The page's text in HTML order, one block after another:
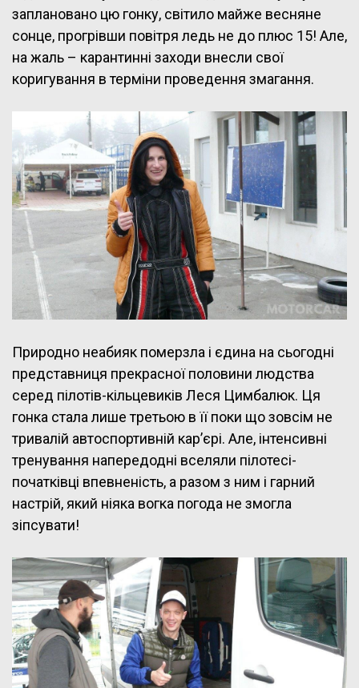
заплановано цю гонку, світило майже весняне
сонце, прогрівши повітря ледь не до плюс 15! Але,
на жаль – карантинні заходи внесли свої
коригування в терміни проведення змагання.
Природно неабияк померзла і єдина на сьогодні
представниця прекрасної половини людства
серед пілотів-кільцевиків Леся Цимбалюк. Ця
гонка стала лише третьою в її поки що зовсім не
тривалій автоспортивній кар’єрі. Але, інтенсивні
тренування напередодні вселяли пілотесі-
початківці впевненість, а разом з ним і гарний
настрій, який ніяка вогка погода не змогла
зіпсувати!